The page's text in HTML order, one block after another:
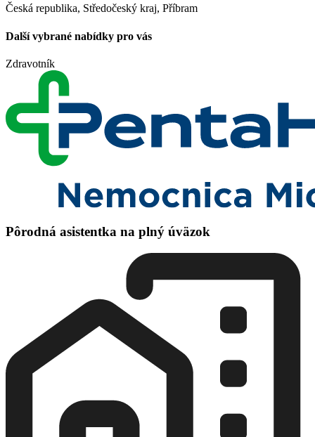
Česká republika, Středočeský kraj, Příbram
Další vybrané nabídky pro vás
Zdravotník
Pôrodná asistentka na plný úväzok